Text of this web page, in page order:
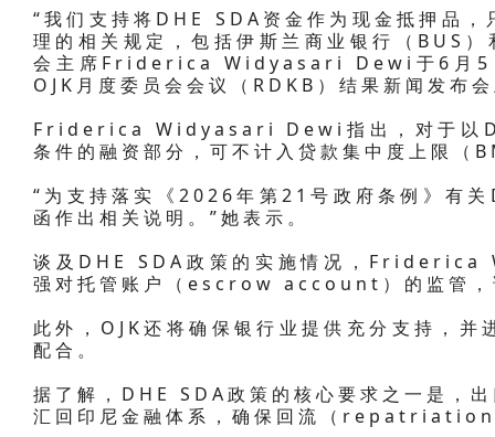
“我们支持将DHE SDA资金作为现金抵押品
理的相关规定，包括伊斯兰商业银行（BUS
会主席Friderica Widyasari Dewi于6月5
OJK月度委员会会议（RDKB）结果新闻发布
Friderica Widyasari Dewi指出，对于以
条件的融资部分，可不计入贷款集中度上限（
“为支持落实《2026年第21号政府条例》有
函作出相关说明。”她表示。
谈及DHE SDA政策的实施情况，
强对托管账户（escrow account）的监管，
此外，OJK还将确保银行业提供充分支持，
配合。
据了解，DHE SDA政策的核心要求之一是，
汇回印尼金融体系，确保回流（repatriation